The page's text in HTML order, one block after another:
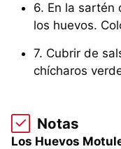
6. En la sartén
los huevos.
7. Cubrir de
chícharos
Notas
Los Huevos